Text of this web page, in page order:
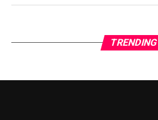
TRENDING